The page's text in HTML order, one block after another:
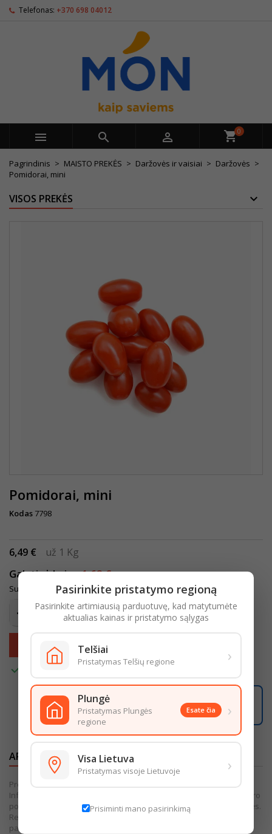
Telefonas: +370 698 04012
   0
Pagrindinis MAISTO PREKĖS Daržovės ir vaisiai
Daržovės
Pomidorai, mini
VISOS PREKĖS
Pomidorai, mini
Kodas 7798
6,49 € už 1 Kg
Galutinė kaina1,62 €
Su mokesčiais
Įdėti į krepšelį

05:14:58
LIKO ŠIANDIENAI
Užsisakę iki pristatysime iki
APRAŠYMAS IŠSAMI PREKĖS INFORMACIJA
Prekės išvaizda gali šiek tiek skirtis nuo pateiktos nuotraukoje.
Informacija, kurią pateikiame internetinėje parduotuvėje, yra bendro
pobūdžio. Išsamesnė informacija pateikiama ant produkto pakuotės.
Rekomenduojame vadovautis informacija, esančia ant produkto
pakuotės.
Pasirinkite pristatymo regioną
Pasirinkite artimiausią parduotuvę, kad matytumėte
aktualias kainas ir pristatymo sąlygas
Telšiai
Pristatymas Telšių regione ›
Plungė
Pristatymas Plungės
regione
Esate čia ›
Visa Lietuva
Pristatymas visoje Lietuvoje ›
Prisiminti mano pasirinkimą